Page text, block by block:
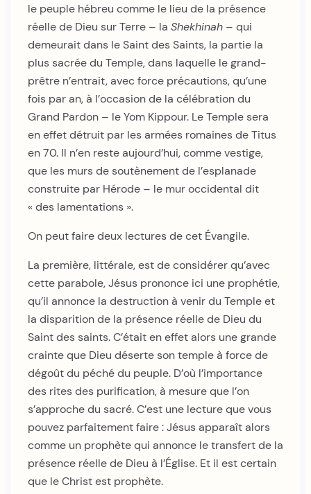
le peuple hébreu comme le lieu de la présence
réelle de Dieu sur Terre – la Shekhinah – qui
demeurait dans le Saint des Saints, la partie la
plus sacrée du Temple, dans laquelle le grand-
prêtre n’entrait, avec force précautions, qu’une
fois par an, à l’occasion de la célébration du
Grand Pardon – le Yom Kippour. Le Temple sera
en effet détruit par les armées romaines de Titus
en 70. Il n’en reste aujourd’hui, comme vestige,
que les murs de soutènement de l’esplanade
construite par Hérode – le mur occidental dit
« des lamentations ».
On peut faire deux lectures de cet Évangile.
La première, littérale, est de considérer qu’avec
cette parabole, Jésus prononce ici une prophétie,
qu’il annonce la destruction à venir du Temple et
la disparition de la présence réelle de Dieu du
Saint des saints. C’était en effet alors une grande
crainte que Dieu déserte son temple à force de
dégoût du péché du peuple. D’où l’importance
des rites des purification, à mesure que l’on
s’approche du sacré. C’est une lecture que vous
pouvez parfaitement faire : Jésus apparaît alors
comme un prophète qui annonce le transfert de la
présence réelle de Dieu à l’Église. Et il est certain
que le Christ est prophète.